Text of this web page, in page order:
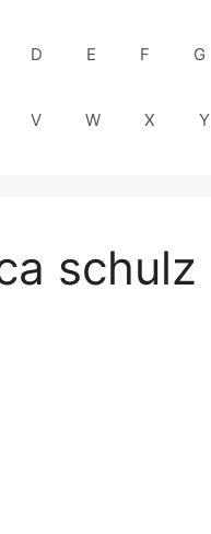
D E F G
V W X Y
schulz